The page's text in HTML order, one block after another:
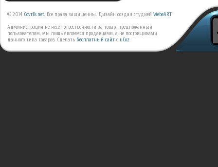
© 2014 Covrik.net. Все права защищенны. Дизайн создан студией WebeART
Администрация не несёт отвественности за товар, предложанный
пользователям, мы лишь являемся продавцами, а не постовщиками
данного типа товаров. Сделать бесплатный сайт с uCoz